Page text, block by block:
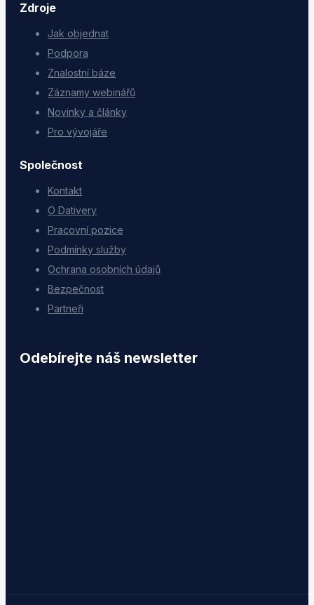
Zdroje
Jak objednat
Podpora
Znalostní báze
Záznamy webinářů
Novinky a články
Pro vývojáře
Společnost
Kontakt
O Dativery
Pracovní pozice
Podmínky služby
Ochrana osobních údajů
Bezpečnost
Partneři
Odebírejte náš newsletter